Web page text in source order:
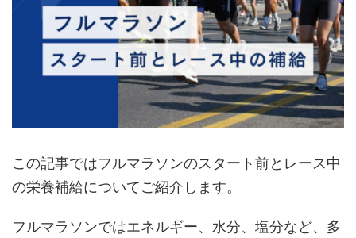
この記事ではフルマラソンのスタート前とレース中
の栄養補給についてご紹介します。
フルマラソンではエネルギー、水分、塩分など、多